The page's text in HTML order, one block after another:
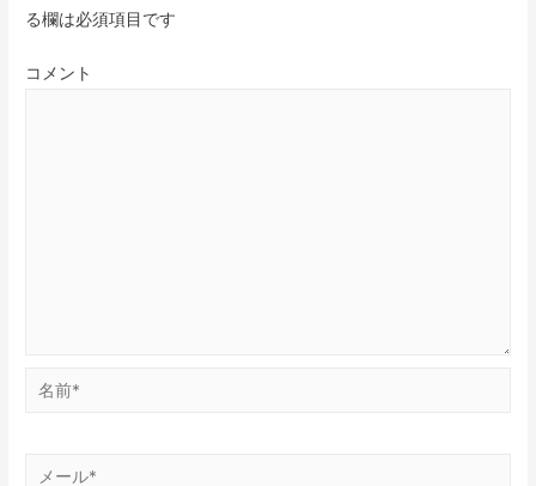
る欄は必須項目です
コメント